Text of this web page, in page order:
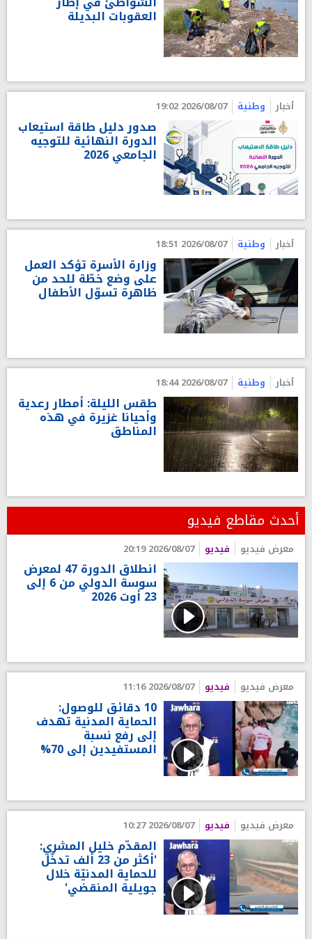
العقوبات البديلة
أخبار وطنية 2026/08/07 19:02
صدور دليل طاقة استيعاب
الدورة النهائية للتوجيه
الجامعي 2026
أخبار وطنية 2026/08/07 18:51
وزارة الأسرة تؤكد العمل
على وضع خطّة للحد من
ظاهرة تسوّل الأطفال
أخبار وطنية 2026/08/07 18:44
طقس الليلة: أمطار رعدية
وأحيانا غزيرة في هذه
المناطق
أحدث مقاطع فيديو
معرض فيديو فيديو 2026/08/07 20:19
انطلاق الدورة 47 لمعرض
سوسة الدولي من 6 إلى
23 أوت 2026
معرض فيديو فيديو 2026/08/07 11:16
10 دقائق للوصول:
الحماية المدنية تهدف
إلى رفع نسبة
المستفيدين إلى 70%
معرض فيديو فيديو 2026/08/07 10:27
المقدّم خليل المشري:
'أكثر من 23 ألف تدخّل
للحماية المدنيّة خلال
جويلية المنقضي'